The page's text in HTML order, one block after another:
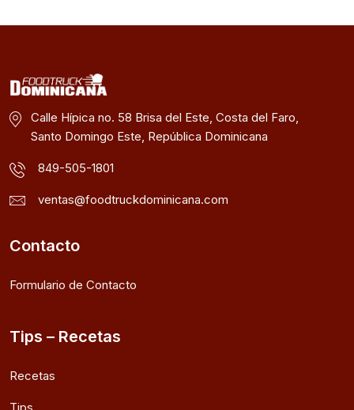
Calle Hípica no. 58 Brisa del Este, Costa del Faro,
Santo Domingo Este, República Dominicana
849-505-1801
ventas@foodtruckdominicana.com
Contacto
Formulario de Contacto
Tips – Recetas
Recetas
Tips